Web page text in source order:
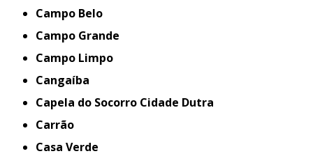
Campo Belo
Campo Grande
Campo Limpo
Cangaíba
Capela do Socorro Cidade Dutra
Carrão
Casa Verde